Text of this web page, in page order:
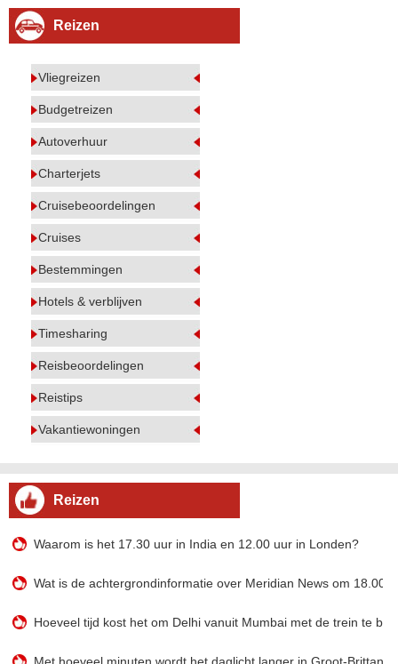
Reizen
Vliegreizen
Budgetreizen
Autoverhuur
Charterjets
Cruisebeoordelingen
Cruises
Bestemmingen
Hotels & verblijven
Timesharing
Reisbeoordelingen
Reistips
Vakantiewoningen
Reizen
Waarom is het 17.30 uur in India en 12.00 uur in Londen?
Wat is de achtergrondinformatie over Meridian News om 18.00
Hoeveel tijd kost het om Delhi vanuit Mumbai met de trein te